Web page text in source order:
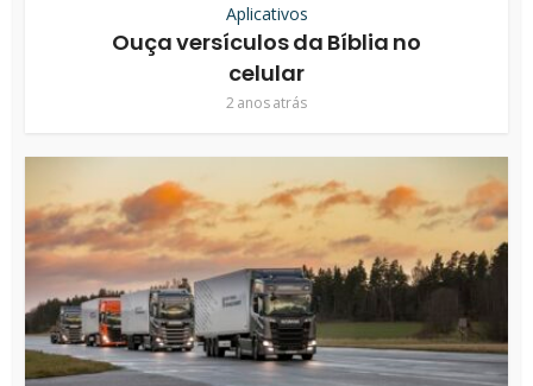
Aplicativos
Ouça versículos da Bíblia no
celular
2 anos atrás